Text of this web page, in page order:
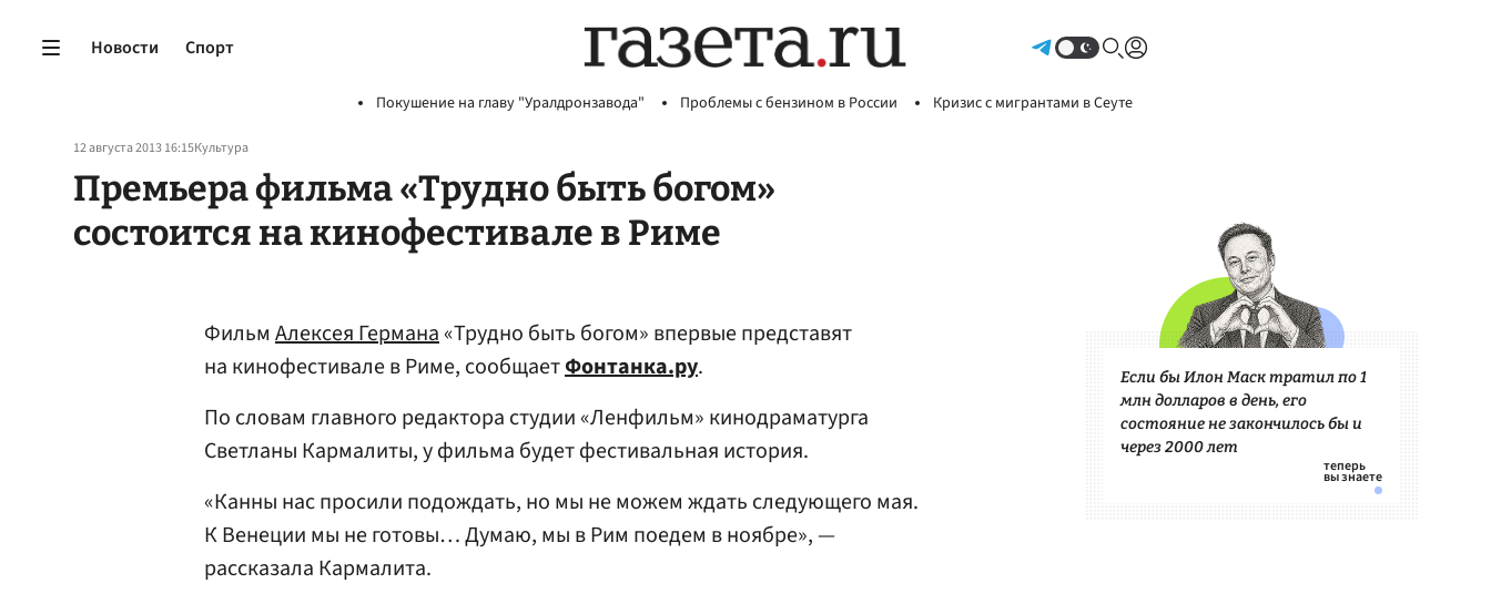
Новости Спорт
Покушение на главу "Уралдронзавода" Проблемы с бензином в России Кризис с мигрантами в Сеуте
12 августа 2013 16:15Культура
Премьера фильма «Трудно быть богом»
состоится на кинофестивале в Риме
Фильм Алексея Германа«Трудно быть богом» впервые представят
на кинофестивале в Риме, сообщаетФонтанка.ру.
По словам главного редактора студии «Ленфильм» кинодраматурга
Светланы Кармалиты, у фильма будет фестивальная история.
«Канны нас просили подождать, но мы не можем ждать следующего мая.
К Венеции мы не готовы… Думаю, мы в Рим поедем в ноябре», —
рассказала Кармалита.
Если бы Илон Маск тратил по 1
млн долларов в день, его
состояние не закончилось бы и
через 2000 лет